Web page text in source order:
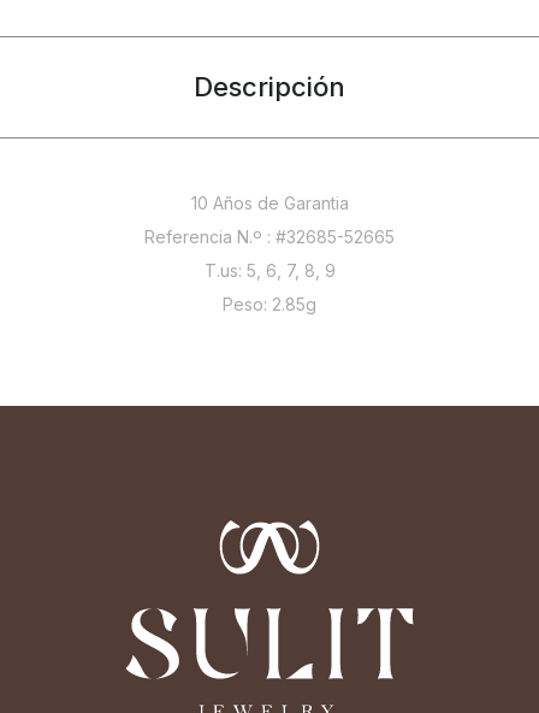
Descripción
10 Años de Garantia
Referencia N.º : #32685-52665
T.us: 5, 6, 7, 8, 9
Peso: 2.85g